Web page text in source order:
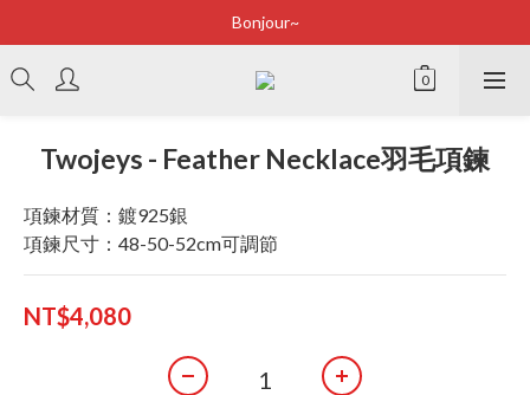
Bonjour~
Bonjour~
立即加入會員享有100元購物金
Bonjour~
Twojeys - Feather Necklace羽毛項鍊
項鍊材質：鍍925銀
項鍊尺寸：48-50-52cm可調節
NT$4,080